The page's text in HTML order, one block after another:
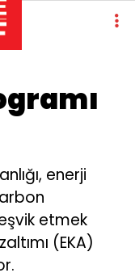
enerji
etmek
(EKA)